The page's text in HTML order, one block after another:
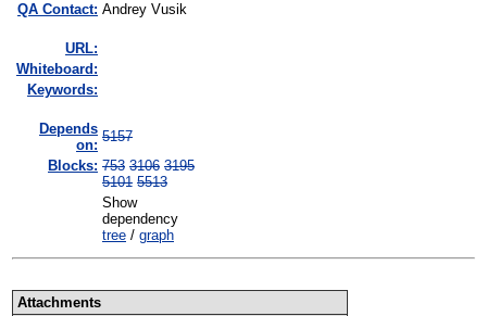
QA Contact: Andrey Vusik
URL:
Whiteboard:
Keywords:
Depends
on:
5157
Blocks: 753 3106 3195
5101 5513
Show
dependency
tree / graph
Attachments